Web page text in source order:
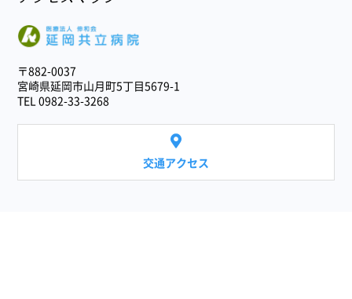
〒882-0037
宮崎県延岡市山月町5丁目5679-1
TEL 0982-33-3268
交通アクセス